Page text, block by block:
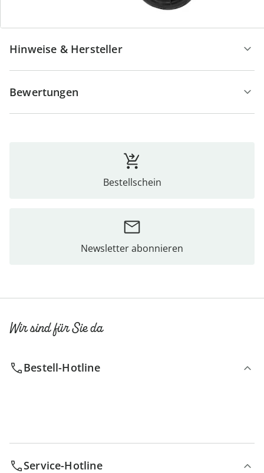
Hinweise & Hersteller
Bewertungen
Bestellschein
Newsletter abonnieren
Wir sind für Sie da
Bestell-Hotline
Service-Hotline